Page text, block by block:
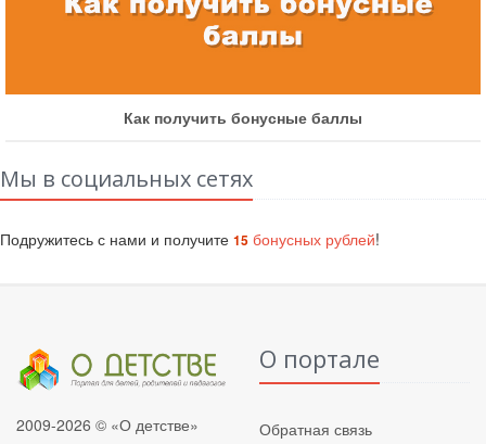
Как получить бонусные баллы
Мы в социальных сетях
Подружитесь с нами и получите 15 бонусных рублей!
2009-2026 © «О детстве»
О портале
Обратная связь